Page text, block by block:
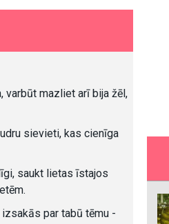
varbūt mazliet arī bija žēl,
sievieti, kas cienīga
saukt lietas īstajos
par tabū tēmu -